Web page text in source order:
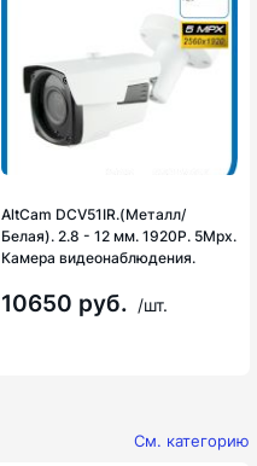
AltCam DCV51IR.(Металл/
Белая). 2.8 - 12 мм. 1920P. 5Mpx.
Камера видеонаблюдения.
10650 руб. /шт.
См. категорию